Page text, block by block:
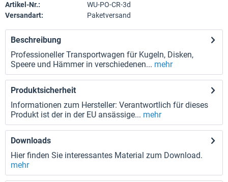
Artikel-Nr.:
WU-PO-CR-3d
Versandart:
Paketversand
Beschreibung
Professioneller Transportwagen für Kugeln, Disken,
Speere und Hämmer in verschiedenen... mehr
Produktsicherheit
Informationen zum Hersteller: Verantwortlich für dieses
Produkt ist der in der EU ansässige... mehr
Downloads
Hier finden Sie interessantes Material zum Download.
mehr